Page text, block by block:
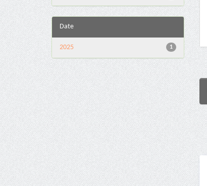
Date
1
2025